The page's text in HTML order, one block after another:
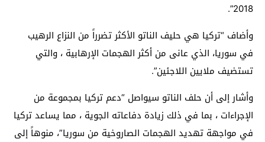
2018”.
وأضاف “تركيا هي حليف الناتو الأكثر تضرراً من النزاع الرهيب
في سوريا، الذي عانى من أكثر الهجمات الإرهابية ، والتي
تستضيف ملايين اللاجئين”.
وأشار إلى أن حلف الناتو سيواصل “دعم تركيا بمجموعة من
الإجراءات ، بما في ذلك زيادة دفاعاته الجوية ، مما يساعد تركيا
في مواجهة تهديد الهجمات الصاروخية من سوريا”، منوهاً إلى